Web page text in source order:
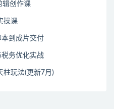
辑创作课
操课
到成片交付
务优化实战
柱玩法(更新7月)